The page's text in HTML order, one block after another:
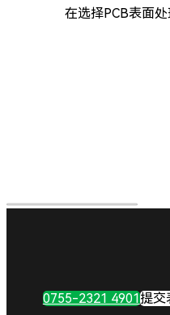
在选择PCB表面
0755-2321 4901提交